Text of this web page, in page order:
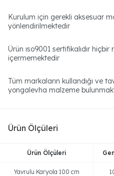
Ürün Ölçüleri
Ürün Ölçüleri
Yavrulu Karyola 100 cm
Kurulum için gerekli aksesuar
yönlendirilmektedir
Ürün ıso9001 sertifikalıdır
içermemektedir
Tüm markaların kullandığı ve
yongalevha malzeme